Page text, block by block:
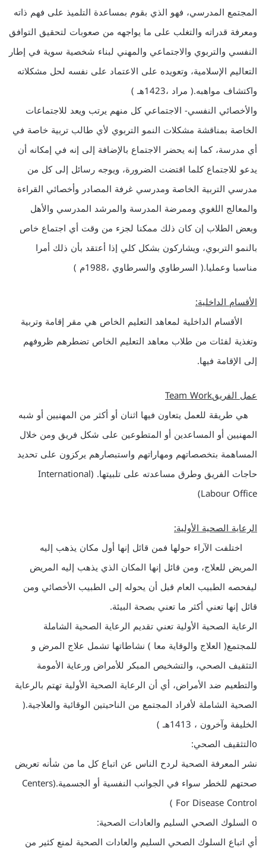
المجتمع المدرسي، فهو الذي بقوم بمساعدة التلميذ على فهم ذاته
ومعرفة قدراته والتغلب على ما يواجهه من صعوبات لتحقيق التوافق
النفسي والتربوي والاجتماعي والمهني لبناء شخصية سوية في إطار
التعاليم الإسلامية، وتعويده على الاعتماد على نفسه لحل مشكلاته
واكتشاف مواهبه.( مراد ،1423هـ )
والأخصائي النفسي- الاجتماعي كل منهم يرتب ويعد للاجتماعات
الخاصة بمناقشة مشكلات النمو التربوي لأي طالب تربية خاصة في
أي مدرسة، كما إنه يحضر الاجتماع بالإضافة إلى إنه في إمكانه أن
يدعو للاجتماع كلما اقتضت الضرورة، ويوجه رسائل إلى كل من
مدرسي التربية الخاصة ومدرسي غرفة المصادر وأخصائي القراءة
والمعالج اللغوي وممرضة المدرسة والمرشد المدرسي والأهل
وبعض الطلاب إن كان ذلك ممكنا لجزء من وقت أي اجتماع خاص
بالنمو التربوي، ويشاركون بشكل كلي إذا أعتقد بأن ذلك أمرا
مناسبا وعمليا.( السرطاوي والسرطاوي ،1988م )
الأقسام الداخلية:
الأقسام الداخلية لمعاهد التعليم الخاص هي مقر إقامة وتربية
وتغذية لفئات من طلاب معاهد التعليم الخاص تضطرهم ظروفهم
إلى الإقامة فيها.
عمل الفريقTeam Work
هي طريقة للعمل يتعاون فيها اثنان أو أكثر من المهنيين أو شبه
المهنيين أو المساعدين أو المتطوعين على شكل فريق ومن خلال
المساهمة بتخصصاتهم ومهاراتهم واستبصارهم يركزون على تحديد
حاجات الفريق وطرق مساعدته على تلبيتها. (International
Labour Office)
الرعاية الصحية الأولية:
اختلفت الآراء حولها فمن قائل إنها أول مكان يذهب إليه
المريض للعلاج، ومن قائل إنها المكان الذي يذهب إليه المريض
ليفحصه الطبيب العام قبل أن يحوله إلى الطبيب الأخصائي ومن
قائل إنها تعني أكثر ما تعني بصحة البيئة.
الرعاية الصحية الأولية تعني تقديم الرعاية الصحية الشاملة
للمجتمع( العلاج والوقاية معا ) نشاطاتها تشمل علاج المرض و
التثقيف الصحي، والتشخيص المبكر للأمراض ورعاية الأمومة
والتطعيم ضد الأمراض، أي أن الرعاية الصحية الأولية تهتم بالرعاية
الصحية الشاملة لأفراد المجتمع من الناحيتين الوقائية والعلاجية.(
الخليفة وآخرون ، 1413هـ )
oالتثقيف الصحي:
نشر المعرفة الصحية لردح الناس عن اتباع كل ما من شأنه تعريض
صحتهم للخطر سواء في الجوانب النفسية أو الجسمية.(Centers
For Disease Control )
o السلوك الصحي السليم والعادات الصحية:
أي اتباع السلوك الصحي السليم والعادات الصحية لمنع كثير من